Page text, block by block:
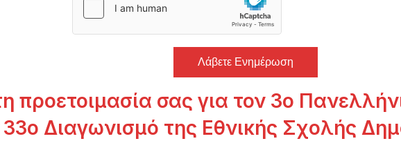
Λάβετε Ενημέρωση
προετοιμασία σας για τον 3ο
33ο Διαγωνισμό της Εθνικής Σχολής